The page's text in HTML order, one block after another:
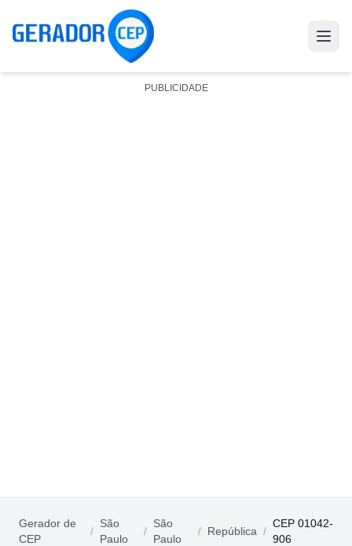
PUBLICIDADE
Gerador de
CEP
/
São
Paulo
/
São
Paulo
/ República /
CEP 01042-
906